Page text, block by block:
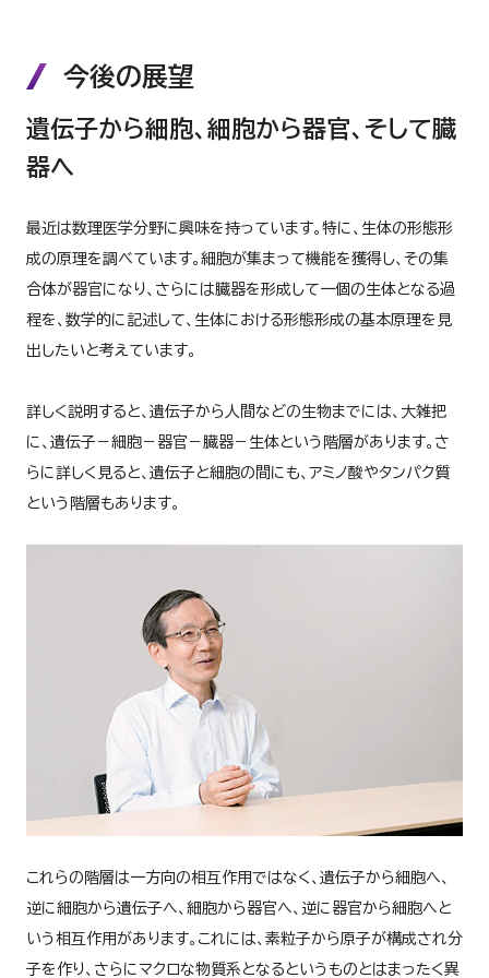
今後の展望
遺伝子から細胞、細胞から器官、そして臓
器へ
最近は数理医学分野に興味を持っています。特に、生体の形態形
成の原理を調べています。細胞が集まって機能を獲得し、その集
合体が器官になり、さらには臓器を形成して一個の生体となる過
程を、数学的に記述して、生体における形態形成の基本原理を見
出したいと考えています。
詳しく説明すると、遺伝子から人間などの生物までには、大雑把
に、遺伝子－細胞－器官－臓器－生体という階層があります。さ
らに詳しく見ると、遺伝子と細胞の間にも、アミノ酸やタンパク質
という階層もあります。
これらの階層は一方向の相互作用ではなく、遺伝子から細胞へ、
逆に細胞から遺伝子へ、細胞から器官へ、逆に器官から細胞へと
いう相互作用があります。これには、素粒子から原子が構成され分
子を作り、さらにマクロな物質系となるというものとはまったく異